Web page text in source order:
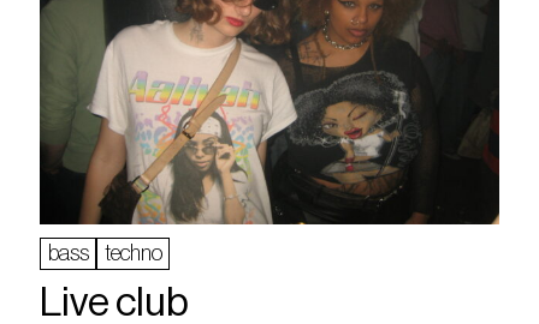
bass techno
Live club